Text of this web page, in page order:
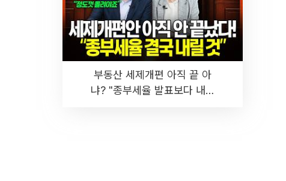
부동산 세제개편 아직 끝 아
냐? "종부세율 발표보다 내릴